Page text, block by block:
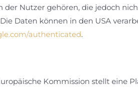
Nutzer gehören, die jedoch
Daten können in den USA
authenticated.
Kommission stellt eine